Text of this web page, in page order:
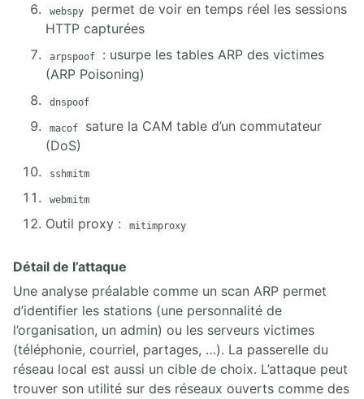
webspy
permet de voir en temps réel les sessions
HTTP capturées
arpspoof
: usurpe les tables ARP des victimes
(ARP Poisoning)
dnspoof
macof
sature la CAM table d’un commutateur
(DoS)
sshmitm
webmitm
Outil proxy : mitimproxy
Détail de l’attaque
Une analyse préalable comme un scan ARP permet
d’identifier les stations (une personnalité de
l’organisation, un admin) ou les serveurs victimes
(téléphonie, courriel, partages, …). La passerelle du
réseau local est aussi un cible de choix. L’attaque peut
trouver son utilité sur des réseaux ouverts comme des